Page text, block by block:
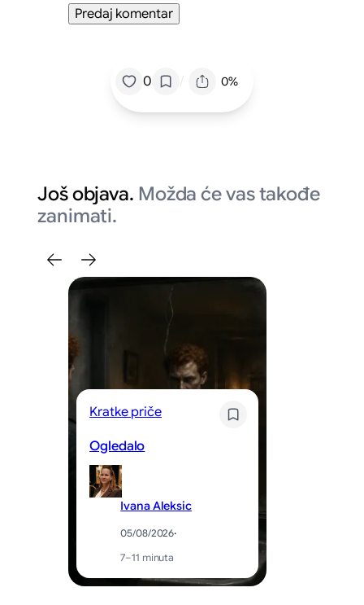
0 / 0%
Još objava. Možda će vas takođe
zanimati.
Kratke priče
Ogledalo
Ivana Aleksic
05/08/2026·
7–11 minuta